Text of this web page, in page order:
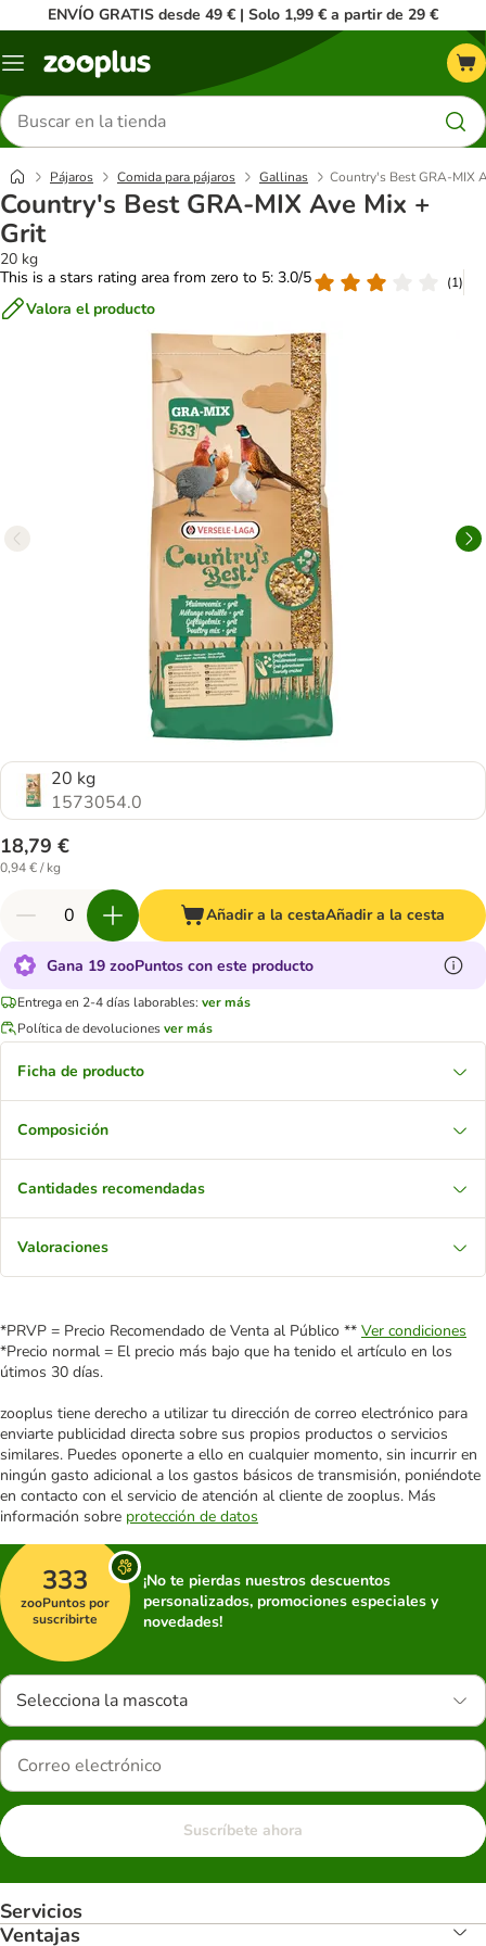
ENVÍO GRATIS desde 49 € | Solo 1,99 € a partir de 29 €
Menú
Buscar
productos
Pájaros Comida para pájaros Gallinas Country's Best GRA-MIX
Country's Best GRA-MIX Ave Mix +
Grit
20 kg
This is a stars rating area from zero to 5: 3.0/5
(1)
Valora el producto
20 kg
1573054.0
18,79 €
0,94 € / kg
Añadir a la cestaAñadir a la cesta
Gana 19 zooPuntos con este producto
Entrega en 2-4 días laborables: ver más
Política de devolucionesver más
Ficha de producto
Composición
Cantidades recomendadas
Valoraciones
*PRVP = Precio Recomendado de Venta al Público ** Ver condiciones
*Precio normal = El precio más bajo que ha tenido el artículo en los
útimos 30 días.
zooplus tiene derecho a utilizar tu dirección de correo electrónico para
enviarte publicidad directa sobre sus propios productos o servicios
similares. Puedes oponerte a ello en cualquier momento, sin incurrir en
ningún gasto adicional a los gastos básicos de transmisión, poniéndote
en contacto con el servicio de atención al cliente de zooplus. Más
información sobre protección de datos
333
zooPuntos por
suscribirte
¡No te pierdas nuestros descuentos
personalizados, promociones especiales y
novedades!
Selecciona la mascota
Suscríbete ahora
Servicios
Ventajas